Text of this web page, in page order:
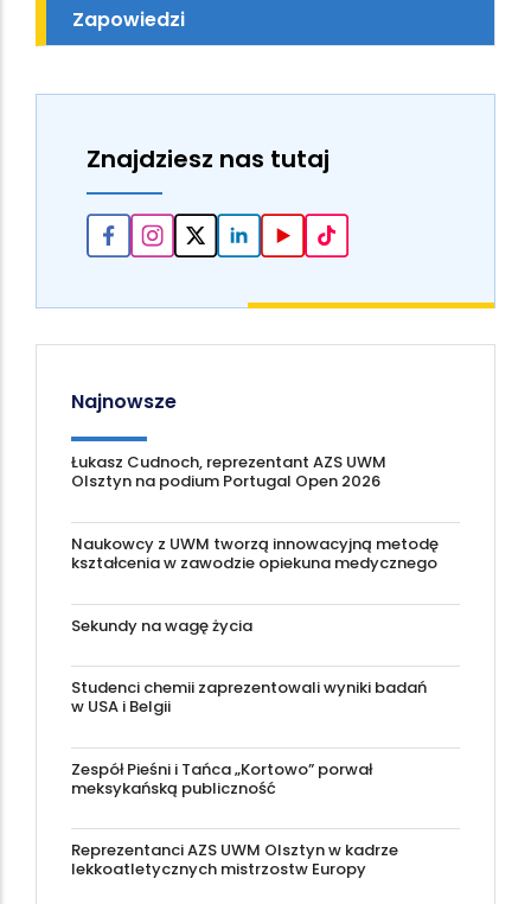
Zapowiedzi
Znajdziesz nas tutaj
Najnowsze
Łukasz Cudnoch, reprezentant AZS UWM
Olsztyn na podium Portugal Open 2026
Naukowcy z UWM tworzą innowacyjną metodę
kształcenia w zawodzie opiekuna medycznego
Sekundy na wagę życia
Studenci chemii zaprezentowali wyniki badań
w USA i Belgii
Zespół Pieśni i Tańca „Kortowo” porwał
meksykańską publiczność
Reprezentanci AZS UWM Olsztyn w kadrze
lekkoatletycznych mistrzostw Europy